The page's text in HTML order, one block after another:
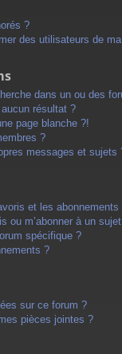
?
des utilisateurs de
dans un ou des
résultat ?
page blanche ?!
?
messages et sujets
et les abonnements
ou m’abonner à un
spécifique ?
?
sur ce forum ?
pièces jointes ?